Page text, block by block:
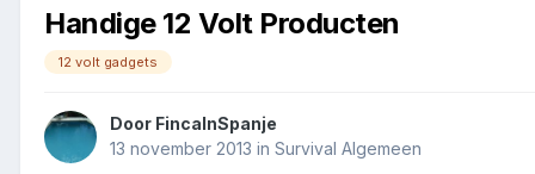
Handige 12 Volt Producten
12 volt gadgets
Door FincaInSpanje
13 november 2013 in Survival Algemeen